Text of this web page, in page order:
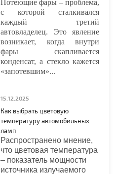
Потеющие фары – проблема,
с которой сталкивался
каждый третий
автовладелец. Это явление
возникает, когда внутри
фары скапливается
конденсат, а стекло кажется
«запотевшим»...
15.12.2025
Как выбрать цветовую
температуру автомобильных
ламп
Распространено мнение,
что цветовая температура
– показатель мощности
источника излучаемого